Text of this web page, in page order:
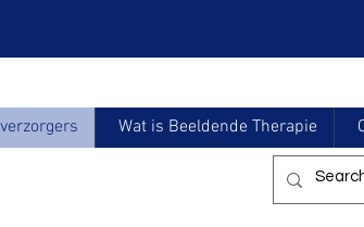
Wat is Beeldende Therapie